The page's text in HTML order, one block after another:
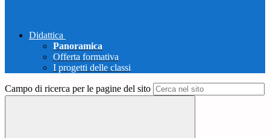
Didattica
Panoramica
Offerta formativa
I progetti delle classi
Campo di ricerca per le pagine del sito